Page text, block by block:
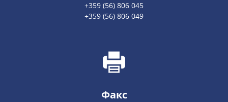
+359 (56) 806 045
+359 (56) 806 049
Факс